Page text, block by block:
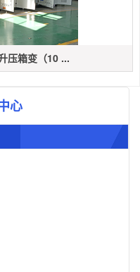
压箱变（10 ...
心